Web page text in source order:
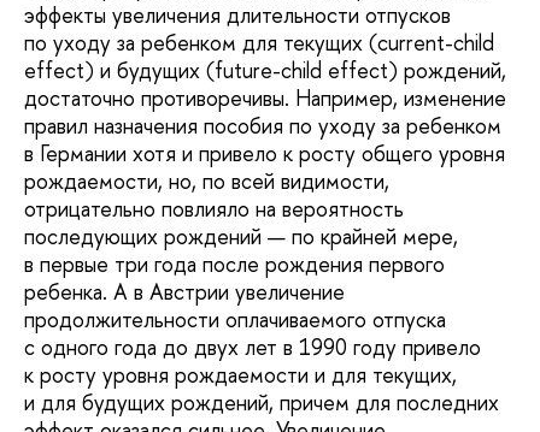
эффекты увеличения длительности отпусков
по уходу за ребенком для текущих (current-child
effect) и будущих (future-child effect) рождений,
достаточно противоречивы. Например, изменение
правил назначения пособия по уходу за ребенком
в Германии хотя и привело к росту общего уровня
рождаемости, но, по всей видимости,
отрицательно повлияло на вероятность
последующих рождений — по крайней мере,
в первые три года после рождения первого
ребенка. А в Австрии увеличение
продолжительности оплачиваемого отпуска
с одного года до двух лет в 1990 году привело
к росту уровня рождаемости и для текущих,
и для будущих рождений, причем для последних